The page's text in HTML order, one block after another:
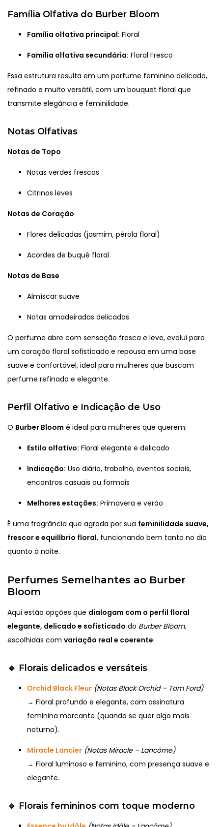
Família Olfativa do Burber Bloom
Família olfativa principal: Floral
Família olfativa secundária: Floral Fresco
Essa estrutura resulta em um perfume feminino delicado,
refinado e muito versátil, com um bouquet floral que
transmite elegância e feminilidade.
Notas Olfativas
Notas de Topo
Notas verdes frescas
Citrinos leves
Notas de Coração
Flores delicadas (jasmim, pérola floral)
Acordes de buquê floral
Notas de Base
Almíscar suave
Notas amadeiradas delicadas
O perfume abre com sensação fresca e leve, evolui para
um coração floral sofisticado e repousa em uma base
suave e confortável, ideal para mulheres que buscam
perfume refinado e elegante.
Perfil Olfativo e Indicação de Uso
O Burber Bloom é ideal para mulheres que querem:
Estilo olfativo: Floral elegante e delicado
Indicação: Uso diário, trabalho, eventos sociais,
encontros casuais ou formais
Melhores estações: Primavera e verão
É uma fragrância que agrada por sua feminilidade suave,
frescor e equilíbrio floral, funcionando bem tanto no dia
quanto à noite.
Perfumes Semelhantes ao Burber
Bloom
Aqui estão opções que dialogam com o perfil floral
elegante, delicado e sofisticado do Burber Bloom,
escolhidas com variação real e coerente:
🔹 Florais delicados e versáteis
Orchid Black Fleur (Notas Black Orchid – Tom Ford)
→ Floral profundo e elegante, com assinatura
feminina marcante (quando se quer algo mais
noturno).
Miracle Lancier (Notas Miracle – Lancôme)
→ Floral luminoso e feminino, com presença suave e
elegante.
🔹 Florais femininos com toque moderno